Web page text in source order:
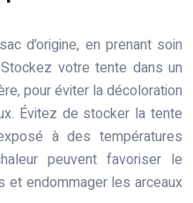
d’origine, en prenant soin
votre tente dans un
pour éviter la décoloration
Évitez de stocker la tente
à des températures
peuvent favoriser le
endommager les arceaux